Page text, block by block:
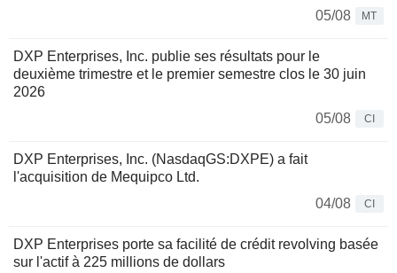
05/08
MT
DXP Enterprises, Inc. publie ses résultats pour le
deuxième trimestre et le premier semestre clos le 30 juin
2026
05/08
CI
DXP Enterprises, Inc. (NasdaqGS:DXPE) a fait
l'acquisition de Mequipco Ltd.
04/08
CI
DXP Enterprises porte sa facilité de crédit revolving basée
sur l'actif à 225 millions de dollars